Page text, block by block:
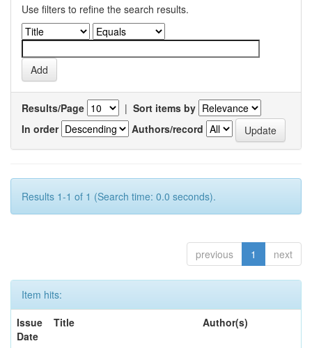
Use filters to refine the search results.
Results/Page | Sort items by
In order
Authors/record
Results 1-1 of 1 (Search time: 0.0 seconds).
previous 1 next
Item hits:
Issue
Date
Title Author(s)